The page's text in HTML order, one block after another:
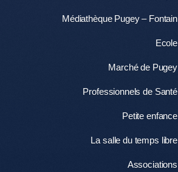
Médiathèque Pugey – Fontain
Ecole
Marché de Pugey
Professionnels de Santé
Petite enfance
La salle du temps libre
Associations